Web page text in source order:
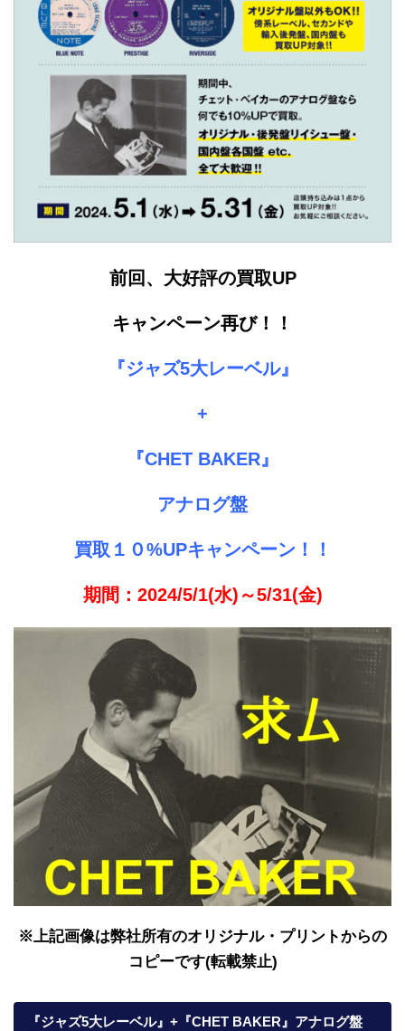
前回、大好評の買取UP
キャンペーン再び！！
『ジャズ5大レーベル』
+
『CHET BAKER』
アナログ盤
買取１０%UPキャンペーン！！
期間：2024/5/1(水)～5/31(金)
※上記画像は弊社所有のオリジナル・プリントからの
コピーです(転載禁止)
『ジャズ5大レーベル』+『CHET BAKER』アナログ盤